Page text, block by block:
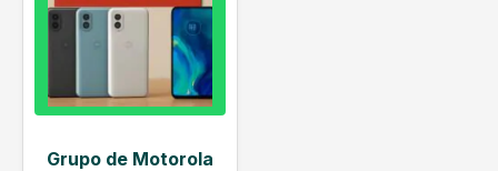
Grupo de Motorola